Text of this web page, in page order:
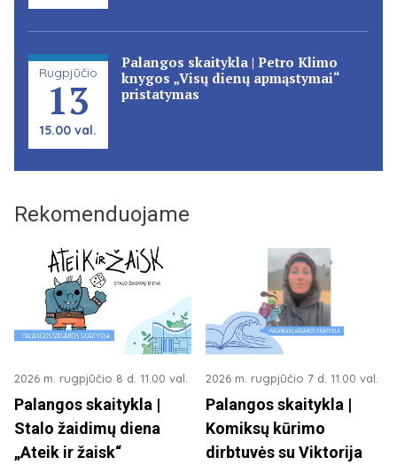
Rugpjūčio
13
15.00 val.
Palangos skaitykla | Petro Klimo
knygos „Visų dienų apmąstymai“
pristatymas
Rekomenduojame
2026 m. rugpjūčio 8 d. 11.00 val.
Palangos skaitykla |
Stalo žaidimų diena
„Ateik ir žaisk“
2026 m. rugpjūčio 7 d. 11.00 val.
Palangos skaitykla |
Komiksų kūrimo
dirbtuvės su Viktorija